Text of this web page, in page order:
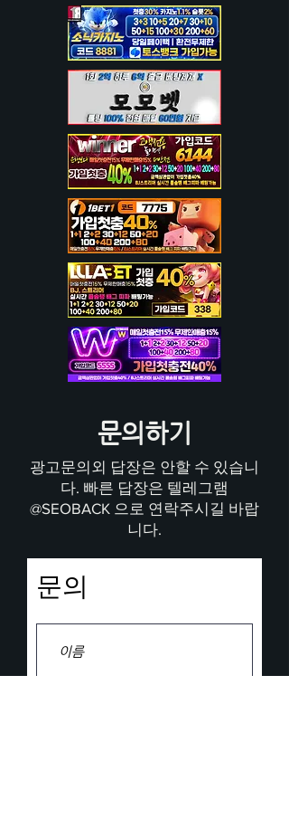
문의하기
광고문의외 답장은 안할 수 있습니
다. 빠른 답장은 텔레그램
@SEOBACK 으로 연락주시길 바랍
니다.
문의